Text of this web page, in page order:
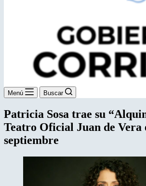
Menú Buscar
Patricia Sosa trae su
Teatro Oficial Juan de Vera
septiembre